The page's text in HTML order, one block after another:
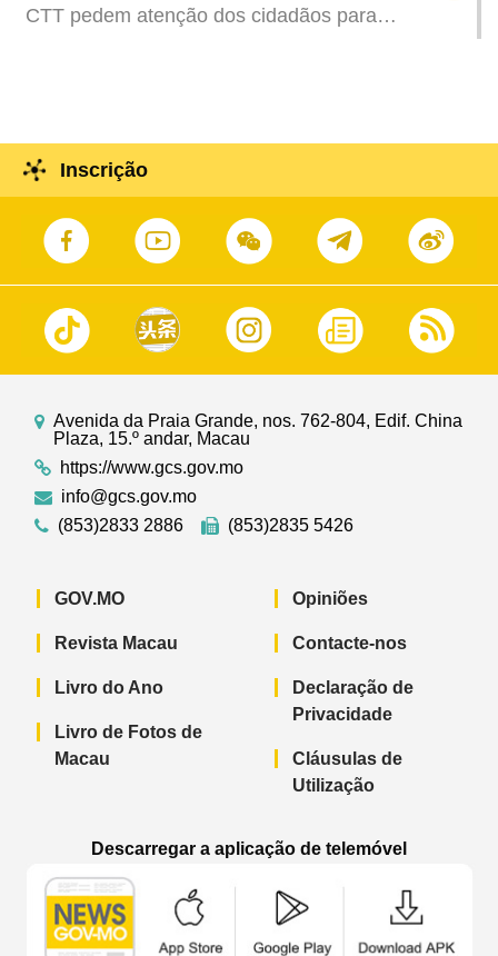
CTT pedem atenção dos cidadãos para
Inscrição
Avenida da Praia Grande, nos. 762-804, Edif. China
Plaza, 15.º andar, Macau
https://www.gcs.gov.mo
info@gcs.gov.mo
(853)2833 2886
(853)2835 5426
GOV.MO
Revista Macau
Livro do Ano
Livro de Fotos de
Macau
Opiniões
Contacte-nos
Declaração de
Privacidade
Cláusulas de
Utilização
Descarregar a aplicação de telemóvel